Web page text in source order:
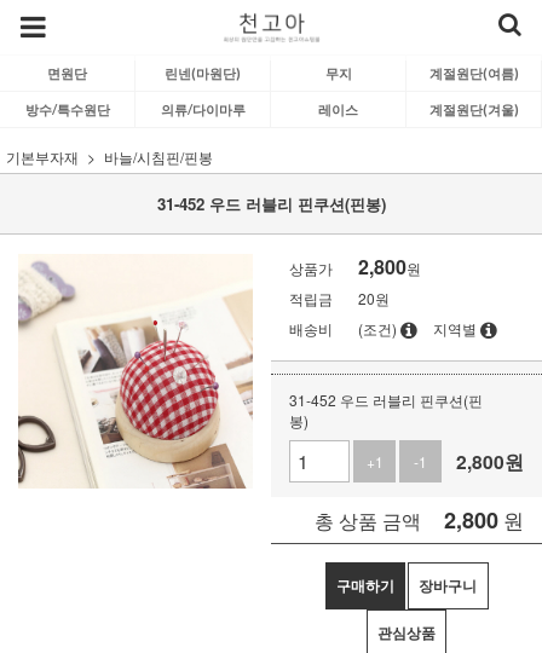
면원단 린넨(마원단) 무지 계절원단(여름)
방수/특수원단 의류/다이마루 레이스 계절원단(겨울)
기본부자재 바늘/시침핀/핀봉
31-452 우드 러블리 핀쿠션(핀봉)
상품가 2,800원
적립금
20원
배송비
(조건) 지역별
31-452 우드 러블리 핀쿠션(핀
봉)
+1
-1 2,800원
총 상품 금액 2,800 원
구매하기 장바구니
관심상품